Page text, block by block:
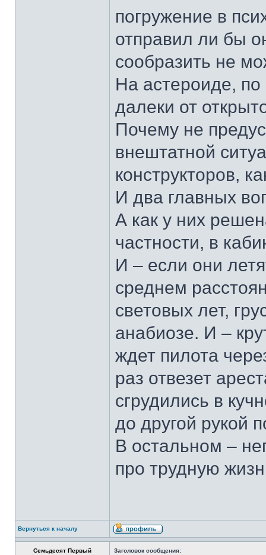
погружение в
отправил ли бы
сообразить не
На астероиде, по
далеки от
Почему не
внештатной
конструкторов,
И два главных
А как у них
частности, в
И – если они
среднем
световых лет,
анабиозе. И –
ждет пилота
раз отвезет
сгрудились в
до другой рукой
В остальном –
про трудную
Вернуться к началу
Семьдесят Первый Заголовок сообщения: